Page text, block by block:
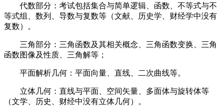
代数部分：考试包括集合与简单逻辑、函数、不等式与不
等式组、数列、导数与复数等（文献、历史学、财经学中没有
复数）。
三角部分：三角函数及其相关概念、三角函数变换、三角
函数图像及性质、三角解等；
平面解析几何：平面向量、直线、二次曲线等。
立体几何：直线与平面、空间矢量、多面体与旋转体等
（文学、历史、财经中没有立体几何）。